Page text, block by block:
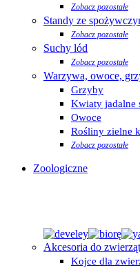
Zobacz pozostałe
Standy ze
Zobacz pozostałe
Suchy lód
Zobacz pozostałe
Warzywa, owoce,
Grzyby
Kwiaty jadalne
Owoce
Rośliny zielne
Zobacz pozostałe
Zoologiczne
Akcesoria do zwierząt
Kojce dla